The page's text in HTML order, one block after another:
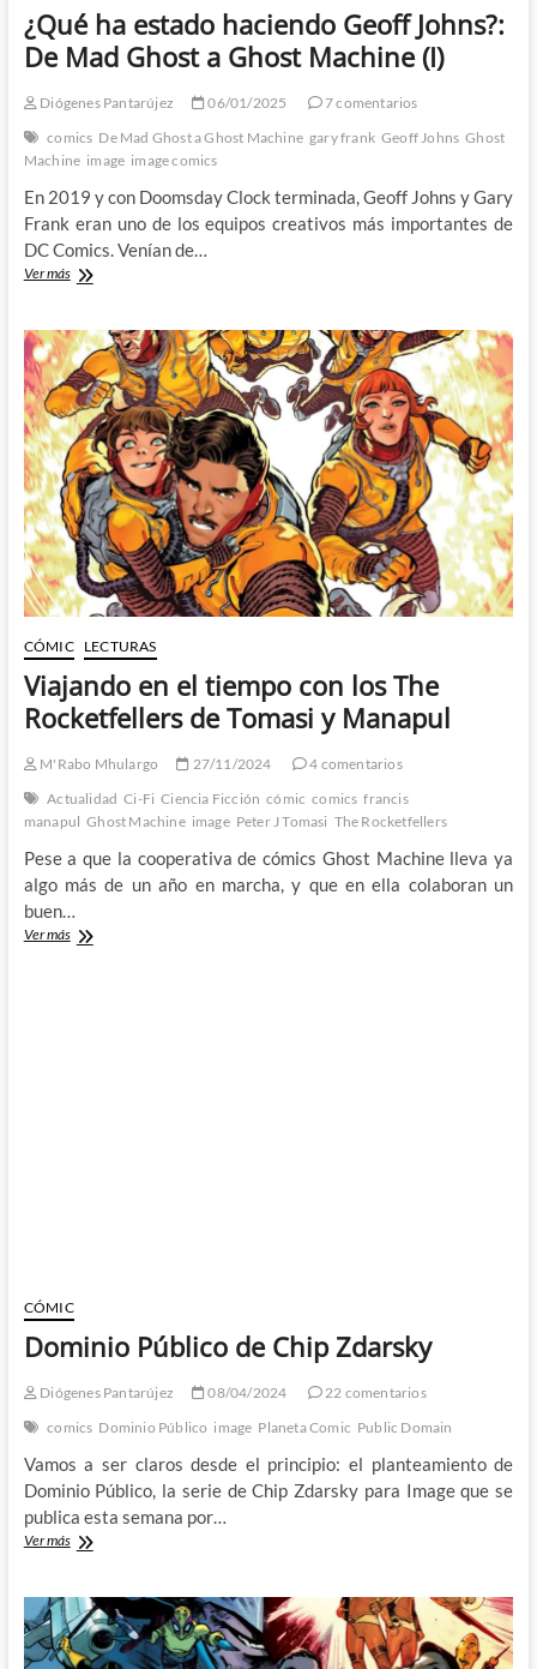
¿Qué ha estado haciendo Geoff Johns?:
De Mad Ghost a Ghost Machine (I)
Diógenes Pantarújez 06/01/2025
7 comentarios
comics De Mad Ghost a Ghost Machine gary frank Geoff Johns Ghost
Machine image image comics
En 2019 y con Doomsday Clock terminada, Geoff Johns y Gary
Frank eran uno de los equipos creativos más importantes de
DC Comics. Venían de…
Ver más¿Qué
haciendo
Geoff
Johns?:
De
Mad
Ghost
a
Ghost
Machine
(I)
CÓMIC LECTURAS
Viajando en el tiempo con los The
Rocketfellers de Tomasi y Manapul
M'Rabo Mhulargo 27/11/2024
4 comentarios
Actualidad Ci-Fi Ciencia Ficción cómic comics francis
manapul Ghost Machine image Peter J Tomasi The Rocketfellers
Pese a que la cooperativa de cómics Ghost Machine lleva ya
algo más de un año en marcha, y que en ella colaboran un
buen…
Ver másViajando
CÓMIC
Dominio Público de Chip Zdarsky
Diógenes Pantarújez 08/04/2024
22 comentarios
comics Dominio Público image Planeta Comic Public Domain
Vamos a ser claros desde el principio: el planteamiento de
Dominio Público, la serie de Chip Zdarsky para Image que se
publica esta semana por…
Ver másDominio
Chip
Zdarsky